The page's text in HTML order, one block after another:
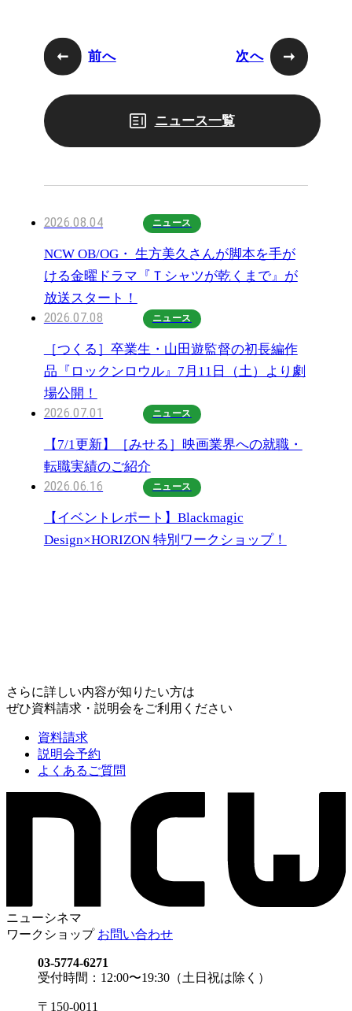
前へ
ニュース一覧
次へ
2026.08.04 ニュース
NCW OB/OG・ 生方美久さんが脚本を手が
ける金曜ドラマ『Ｔシャツが乾くまで』が
放送スタート！
2026.07.08 ニュース
［つくる］卒業生・山田遊監督の初長編作
品『ロックンロウル』7月11日（土）より劇
場公開！
2026.07.01 ニュース
【7/1更新】［みせる］映画業界への就職・
転職実績のご紹介
2026.06.16 ニュース
【イベントレポート】Blackmagic
Design×HORIZON 特別ワークショップ！
さらに詳しい内容が知りたい方は
ぜひ資料請求・説明会をご利用ください
資料請求
説明会予約
よくあるご質問
ニューシネマ
ワークショップ お問い合わせ
03-5774-6271
受付時間：12:00〜19:30（土日祝は除く）
〒150-0011